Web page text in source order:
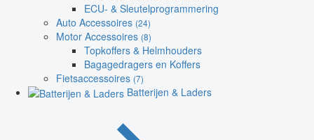
ECU- & Sleutelprogrammering
Auto Accessoires (24)
Motor Accessoires (8)
Topkoffers & Helmhouders
Bagagedragers en Koffers
Fietsaccessoires (7)
Batterijen & Laders